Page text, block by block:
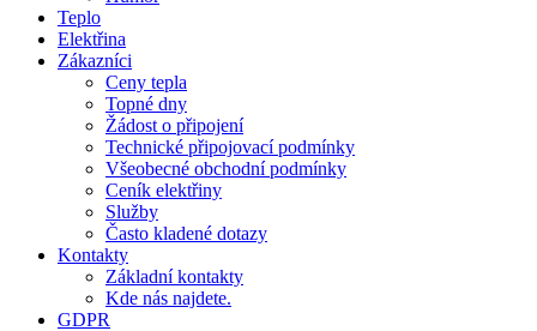
Teplo
Elektřina
Zákazníci
Ceny tepla
Topné dny
Žádost o připojení
Technické připojovací podmínky
Všeobecné obchodní podmínky
Ceník elektřiny
Služby
Často kladené dotazy
Kontakty
Základní kontakty
Kde nás najdete.
GDPR